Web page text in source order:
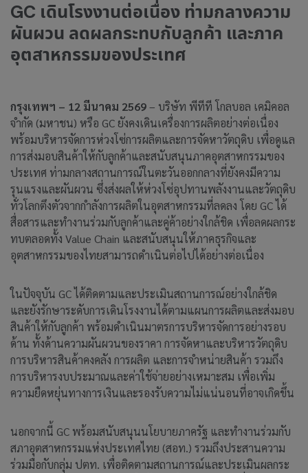
GC เดินโรงงานต่อเนื่อง ท่ามกลางความ
ผันผวน ลดผลกระทบกับลูกค้า และภาค
อุตสาหกรรมของประเทศ
กรุงเทพฯ – 12 มีนาคม 2569– บริษัท พีทีที โกลบอล เคมิคอล
จำกัด (มหาชน) หรือ GC ยังคงเดินเครื่องการผลิตอย่างต่อเนื่อง
พร้อมบริหารจัดการห่วงโซ่การผลิตและการจัดหาวัตถุดิบ เพื่อดูแล
การส่งมอบสินค้าให้กับลูกค้าและสนับสนุนภาคอุตสาหกรรมของ
ประเทศ ท่ามกลางสถานการณ์ในตะวันออกกลางที่ยังคงมีความ
รุนแรงและผันผวน ซึ่งส่งผลให้ห่วงโซ่อุปทานพลังงานและวัตถุดิบ
ทั่วโลกตึงตัวจากกำลังการผลิตในอุตสาหกรรมที่ลดลง โดย GC ได้
สื่อสารและทำงานร่วมกับลูกค้าและคู่ค้าอย่างใกล้ชิด เพื่อลดผลกระ
ทบตลอดทั้ง Value Chain และสนับสนุนให้ภาคธุรกิจและ
อุตสาหกรรมของไทยสามารถดำเนินต่อไปได้อย่างต่อเนื่อง
ในปัจจุบัน GC ได้ติดตามและประเมินสถานการณ์อย่างใกล้ชิด
และยังรักษาระดับการเดินโรงงานได้ตามแผนการผลิตและส่งมอบ
สินค้าให้กับลูกค้า พร้อมดำเนินมาตรการบริหารจัดการอย่างรอบ
ด้าน ทั้งด้านความผันผวนของราคา การจัดหาและบริหารวัตถุดิบ
การบริหารสินค้าคงคลัง การผลิต และการจำหน่ายสินค้า รวมถึง
การบริหารงบประมาณและค่าใช้จ่ายอย่างเหมาะสม เพื่อเพิ่ม
ความยืดหยุ่นทางการเงินและรองรับความไม่แน่นอนที่อาจเกิดขึ้น
นอกจากนี้ GC พร้อมสนับสนุนนโยบายภาครัฐ และทำงานร่วมกับ
สภาอุตสาหกรรมแห่งประเทศไทย (สอท.) รวมถึงประสานความ
ร่วมมือกับกลุ่ม ปตท. เพื่อติดตามสถานการณ์และประเมินผลกระ